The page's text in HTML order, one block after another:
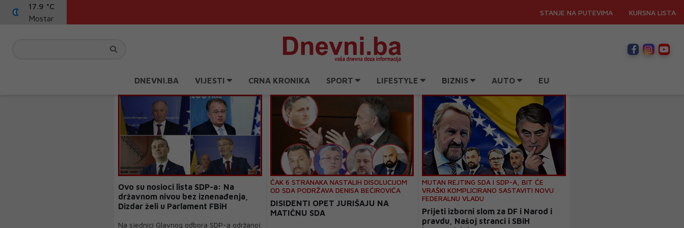
17.9 °C
Mostar
STANJE NA PUTEVIMA KURSNA LISTA
DNEVNI.BA VIJESTI CRNA KRONIKA SPORT LIFESTYLE BIZNIS AUTO EU
Ovo su nosioci lista SDP-a: Na
državnom nivou bez iznenađenja,
Dizdar želi u Parlament FBiH
Na sjednici Glavnog odbora SDP-a održanoj
ČAK 6 STRANAKA NASTALIH DISOLUCIJOM
OD SDA PODRŽAVA DENISA BEĆIROVIĆA
DISIDENTI OPET JURIŠAJU NA
MATIČNU SDA
MUTAN REJTING SDA I SDP-A, BIT ĆE
VRAŠKI KOMPLICIRANO SASTAVITI NOVU
FEDERALNU VLADU
Prijeti izborni slom za DF i Narod i
pravdu, Našoj stranci i SBiH